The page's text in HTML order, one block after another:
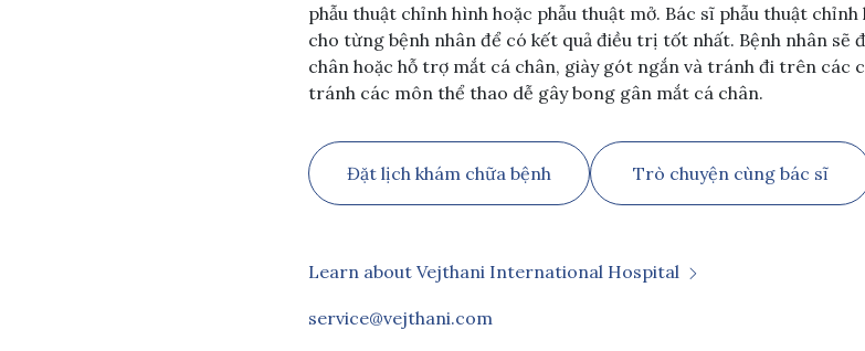
phẫu thuật chỉnh hình hoặc phẫu thuật mở. Bác sĩ phẫu thuật
cho từng bệnh nhân để có kết quả điều trị tốt nhất. Bệnh nhân sẽ
chân hoặc hỗ trợ mắt cá chân, giày gót ngắn và tránh đi trên các
tránh các môn thể thao dễ gây bong gân mắt cá chân.
Đặt lịch khám chữa bệnh Trò chuyện cùng bác sĩ
Learn about Vejthani International Hospital
service@vejthani.com